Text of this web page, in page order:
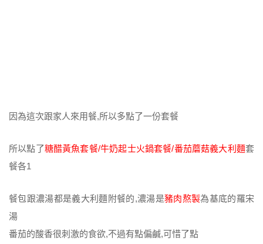
因為這次跟家人來用餐,所以多點了一份套餐
所以點了糖醋黃魚套餐/牛奶起士火鍋套餐/番茄蘑菇義大利麵套
餐各1
餐包跟濃湯都是義大利麵附餐的,濃湯是豬肉熬製為基底的羅宋
湯
番茄的酸香很刺激的食欲,不過有點偏鹹,可惜了點